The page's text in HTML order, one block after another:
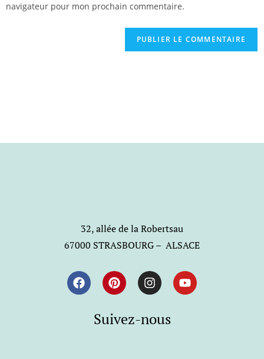
navigateur pour mon prochain commentaire.
32, allée de la Robertsau
67000 STRASBOURG – ALSACE
Suivez-nous